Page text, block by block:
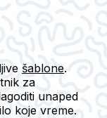
šablone.
za
unaped
koje vreme.